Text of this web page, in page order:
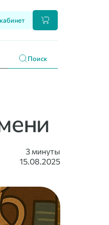
Поиск
3 минуты
15.08.2025